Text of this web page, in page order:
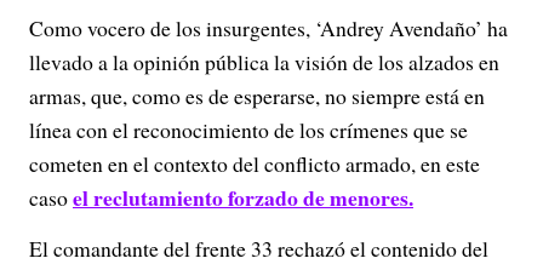
Como vocero de los insurgentes, ‘Andrey Avendaño’ ha
llevado a la opinión pública la visión de los alzados en
armas, que, como es de esperarse, no siempre está en
línea con el reconocimiento de los crímenes que se
cometen en el contexto del conflicto armado, en este
casoel reclutamiento forzado de menores.
El comandante del frente 33 rechazó el contenido del